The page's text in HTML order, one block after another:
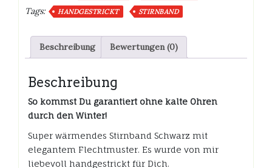
Tags: HANDGESTRICKT STIRNBAND
Beschreibung Bewertungen (0)
Beschreibung
So kommst Du garantiert ohne kalte Ohren
durch den Winter!
Super wärmendes Stirnband Schwarz mit
elegantem Flechtmuster. Es wurde von mir
liebevoll handgestrickt für Dich.